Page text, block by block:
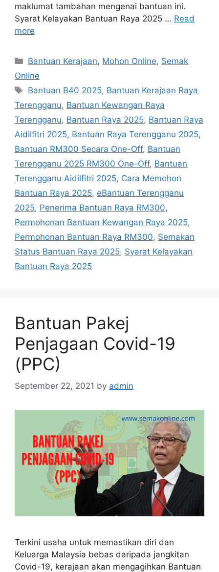
maklumat tambahan mengenai bantuan ini.
Syarat Kelayakan Bantuan Raya 2025 … Read
more
Categories
Bantuan Kerajaan, Mohon Online, Semak
Online
Tags
Bantuan B40 2025, Bantuan Kerajaan Raya
Terengganu, Bantuan Kewangan Raya
Terengganu, Bantuan Raya 2025, Bantuan Raya
Aidilfitri 2025, Bantuan Raya Terengganu 2025,
Bantuan RM300 Secara One-Off, Bantuan
Terengganu 2025 RM300 One-Off, Bantuan
Terengganu Aidilfitri 2025, Cara Memohon
Bantuan Raya 2025, eBantuan Terengganu
2025, Penerima Bantuan Raya RM300,
Permohonan Bantuan Kewangan Raya 2025,
Permohonan Bantuan Raya RM300, Semakan
Status Bantuan Raya 2025, Syarat Kelayakan
Bantuan Raya 2025
Bantuan Pakej
Penjagaan Covid-19
(PPC)
September 22, 2021 by admin
Terkini usaha untuk memastikan diri dan
Keluarga Malaysia bebas daripada jangkitan
Covid-19, kerajaan akan mengagihkan Bantuan